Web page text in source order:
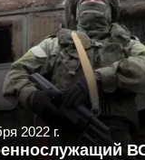
2022 г.